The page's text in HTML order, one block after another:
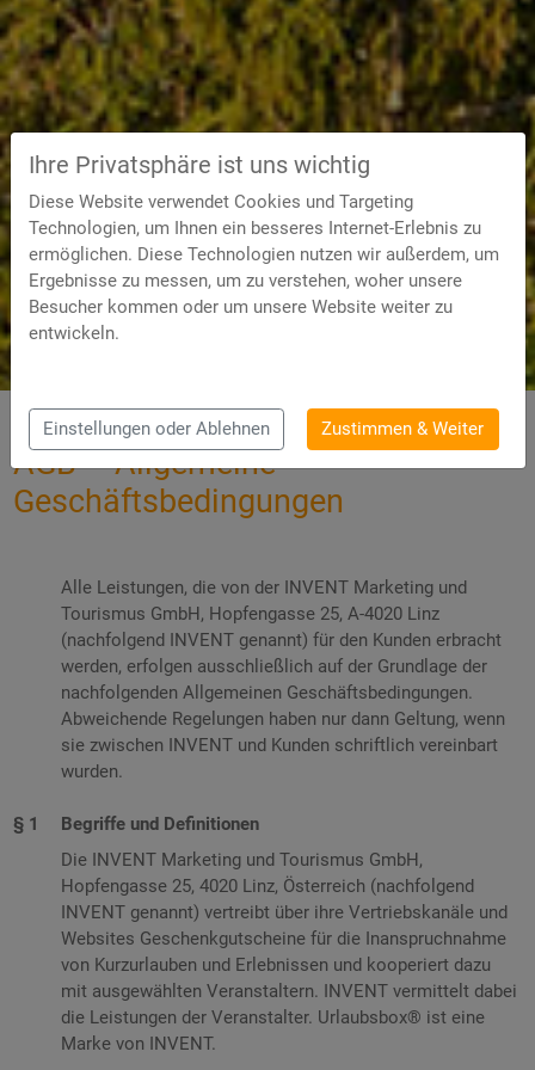
AGB – Allgemeine
Geschäftsbedingungen
Alle Leistungen, die von der INVENT Marketing und
Tourismus GmbH, Hopfengasse 25, A-4020 Linz
(nachfolgend INVENT genannt) für den Kunden erbracht
werden, erfolgen ausschließlich auf der Grundlage der
nachfolgenden Allgemeinen Geschäftsbedingungen.
Abweichende Regelungen haben nur dann Geltung, wenn
sie zwischen INVENT und Kunden schriftlich vereinbart
wurden.
Begriffe und Definitionen
Die INVENT Marketing und Tourismus GmbH,
Hopfengasse 25, 4020 Linz, Österreich (nachfolgend
INVENT genannt) vertreibt über ihre Vertriebskanäle und
Websites Geschenkgutscheine für die Inanspruchnahme
von Kurzurlauben und Erlebnissen und kooperiert dazu
mit ausgewählten Veranstaltern. INVENT vermittelt dabei
die Leistungen der Veranstalter. Urlaubsbox® ist eine
Marke von INVENT.
Ihre Privatsphäre ist uns wichtig
Diese Website verwendet Cookies und Targeting
Technologien, um Ihnen ein besseres Internet-Erlebnis zu
ermöglichen. Diese Technologien nutzen wir außerdem, um
Ergebnisse zu messen, um zu verstehen, woher unsere
Besucher kommen oder um unsere Website weiter zu
entwickeln.
Einstellungen oder Ablehnen Zustimmen & Weiter